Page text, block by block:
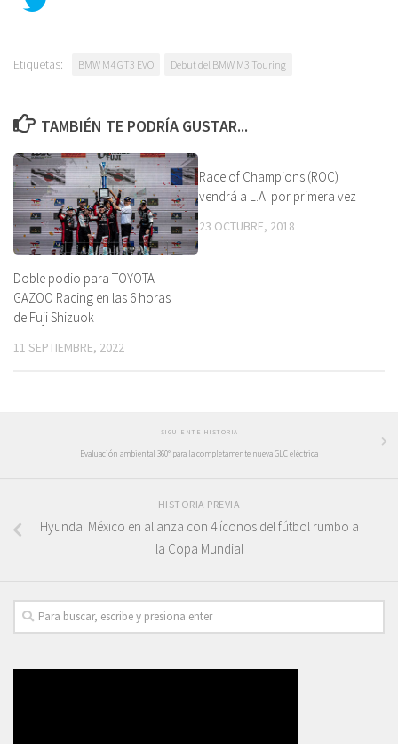
Etiquetas: BMW M4 GT3 EVO Debut del BMW M3 Touring
TAMBIÉN TE PODRÍA GUSTAR...
Doble podio para TOYOTA
GAZOO Racing en las 6 horas
de Fuji Shizuok
11 SEPTIEMBRE, 2022
Race of Champions (ROC)
vendrá a L.A. por primera vez
23 OCTUBRE, 2018
SIGUIENTE HISTORIA
Evaluación ambiental 360° para la completamente nueva GLC eléctrica
HISTORIA PREVIA
Hyundai México en alianza con 4 íconos del fútbol rumbo a
la Copa Mundial